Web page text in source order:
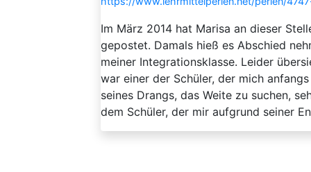
Im März 2014 hat Marisa an dieser
gepostet. Damals hieß es Abschied
meiner Integrationsklasse. Leider
war einer der Schüler, der mich
seines Drangs, das Weite zu suchen,
dem Schüler, der mir aufgrund seiner